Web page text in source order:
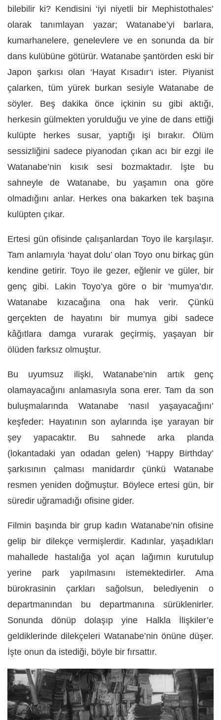
bilebilir ki? Kendisini ‘iyi niyetli bir Mephistothales’
olarak tanımlayan yazar; Watanabe’yi barlara,
kumarhanelere, genelevlere ve en sonunda da bir
dans kulübüne götürür. Watanabe şantörden eski bir
Japon şarkısı olan ‘Hayat Kısadır‘ı ister. Piyanist
çalarken, tüm yürek burkan sesiyle Watanabe de
söyler. Beş dakika önce içkinin su gibi aktığı,
herkesin gülmekten yorulduğu ve yine de dans ettiği
kulüpte herkes susar, yaptığı işi bırakır. Ölüm
sessizliğini sadece piyanodan çıkan acı bir ezgi ile
Watanabe’nin kısık sesi bozmaktadır. İşte bu
sahneyle de Watanabe, bu yaşamın ona göre
olmadığını anlar. Herkes ona bakarken tek başına
kulüpten çıkar.
Ertesi gün ofisinde çalışanlardan Toyo ile karşılaşır.
Tam anlamıyla ‘hayat dolu’ olan Toyo onu birkaç gün
kendine getirir. Toyo ile gezer, eğlenir ve güler, bir
genç gibi. Lakin Toyo’ya göre o bir ‘mumya’dır.
Watanabe kızacağına ona hak verir. Çünkü
gerçekten de hayatını bir mumya gibi sadece
kâğıtlara damga vurarak geçirmiş, yaşayan bir
ölüden farksız olmuştur.
Bu uyumsuz ilişki, Watanabe’nin artık genç
olamayacağını anlamasıyla sona erer. Tam da son
buluşmalarında Watanabe ‘nasıl yaşayacağını’
keşfeder: Hayatının son aylarında işe yarayan bir
şey yapacaktır. Bu sahnede arka planda
(lokantadaki yan odadan gelen) ‘Happy Birthday’
şarkısının çalması manidardır çünkü Watanabe
resmen yeniden doğmuştur. Böylece ertesi gün, bir
süredir uğramadığı ofisine gider.
Filmin başında bir grup kadın Watanabe’nin ofisine
gelip bir dilekçe vermişlerdir. Kadınlar, yaşadıkları
mahallede hastalığa yol açan lağımın kurutulup
yerine park yapılmasını istemektedirler. Ama
bürokrasinin çarkları sağolsun, belediyenin o
departmanından bu departmanına sürüklenirler.
Sonunda dönüp dolaşıp yine Halkla İlişkiler’e
geldiklerinde dilekçeleri Watanabe’nin önüne düşer.
İşte onun da istediği, böyle bir fırsattır.